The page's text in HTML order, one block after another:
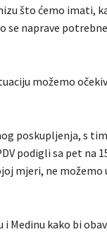
što ćemo imati,
naprave
možemo
poskupljenja, s
podigli sa pet na
mjeri, ne možemo
i Medinu kako bi